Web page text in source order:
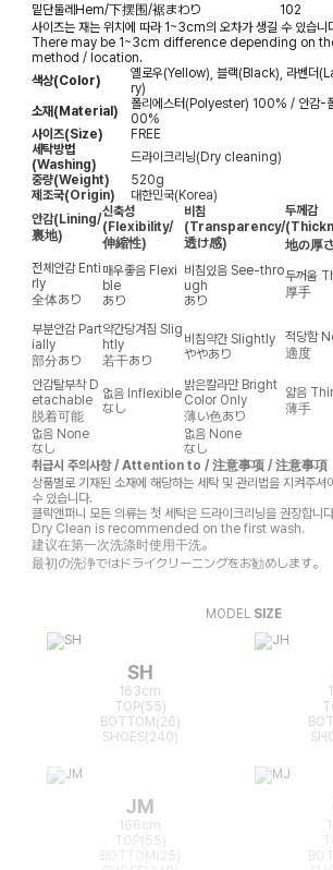
밑단둘레Hem/下摆围/裾まわり
102
사이즈는 재는 위치에 따라 1~3cm의 오차가 생길 수 있습니
There may be 1~3cm difference depending on
method / location.
색상(Color)
옐로우(Yellow), 블랙(Black), 라벤더
ry)
소재(Material)
폴리에스터(Polyester) 100% / 안감-
00%
사이즈(Size)
FREE
세탁방법
(Washing)
드라이크리닝(Dry cleaning)
중량(Weight)
520g
제조국(Origin)
대한민국(Korea)
안감(Lining/
裏地)
신축성
(Flexibility/
伸縮性)
비침
(Transparency/
透け感)
두께감
地の厚
전체안감 Enti
rly
全体あり
매우좋음 Flexi
ble
あり
비침있음 See-thro
ugh
あり
두꺼움
厚手
부분안감 Part
ially
部分あり
약간당겨짐 Slig
htly
若干あり
비침약간 Slightly
ややあり
적당함
適度
안감탈부착 D
etachable
脱着可能
없음 Inflexible
なし
밝은칼라만 Bright
Color Only
薄い色あり
얇음
薄手
없음 None
なし
없음 None
なし
취급시 주의사항 / Attention to / 注意事项 / 注意事項
상품별로 기재된 소재에 해당하는 세탁 및 관리법을 지켜주셔
수 있습니다.
클릭앤퍼니 모든 의류는 첫 세탁은 드라이크리닝을 권장합니
Dry Clean is recommended on the first wash.
建议在第一次洗涤时使用干洗。
最初の洗浄ではドライクリーニングをお勧めします。
MODEL SIZE
SH
163cm
TOP(55)
BOTTOM(26)
SHOES(240)
JM
166cm
TOP(55)
BOTTOM(25)